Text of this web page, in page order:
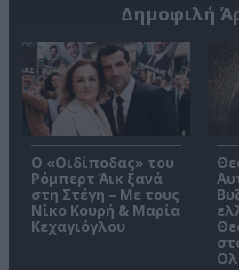
Δημοφιλή
O «Οιδίποδας» του
Ρόμπερτ Άικ ξανά
στη Στέγη – Με τους
Νίκο Κουρή & Μαρία
Κεχαγιόγλου